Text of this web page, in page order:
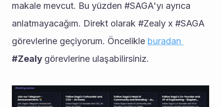
makale mevcut. Bu yüzden #SAGA'yı ayrıca
anlatmayacağım. Direkt olarak #Zealy x #SAGA
görevlerine geçiyorum. Öncelikle
#Zealy görevlerine ulaşabilirsiniz.